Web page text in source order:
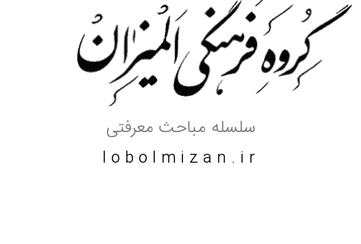
سلسله مباحث معرفتی
lobolmizan.ir